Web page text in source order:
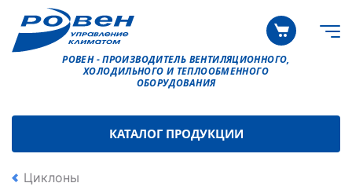
РОВЕН - ПРОИЗВОДИТЕЛЬ ВЕНТИЛЯЦИОННОГО,
ХОЛОДИЛЬНОГО И ТЕПЛООБМЕННОГО
ОБОРУДОВАНИЯ
КАТАЛОГ ПРОДУКЦИИ
Циклоны